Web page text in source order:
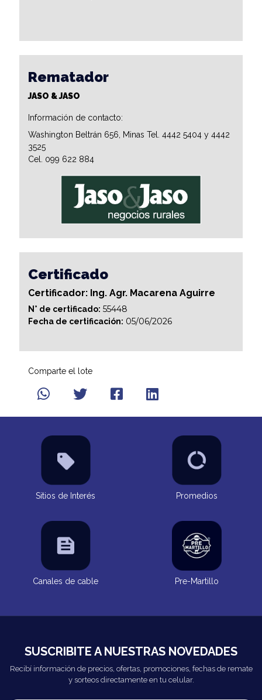
Rematador
JASO & JASO
Información de contacto:
Washington Beltrán 656, Minas Tel. 4442 5404 y 4442
3525
Cel. 099 622 884
Certificado
Certificador: Ing. Agr. Macarena Aguirre
N° de certificado: 55448
Fecha de certificación: 05/06/2026
Comparte el lote
Sitios de Interés Promedios
Canales de cable Pre-Martillo
SUSCRIBITE A NUESTRAS NOVEDADES
Recibí información de precios, ofertas, promociones, fechas de remate
y sorteos directamente en tu celular.